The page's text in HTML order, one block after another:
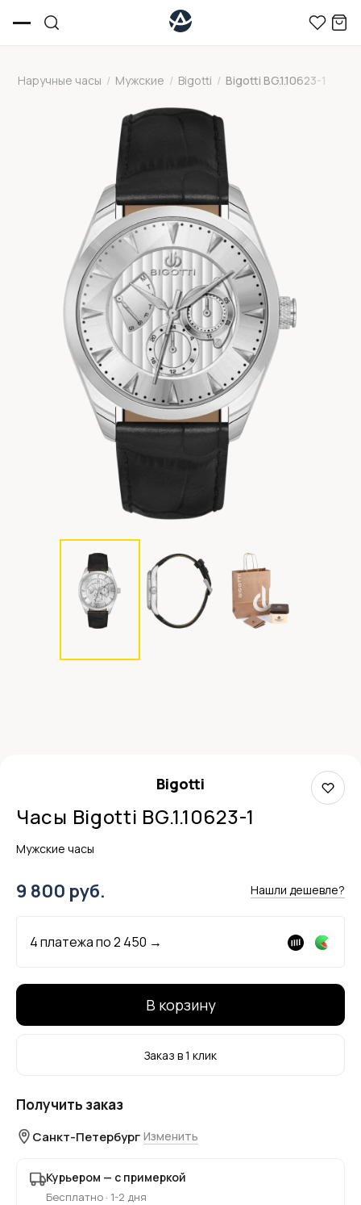
Наручные часы / Мужские / Bigotti / Bigotti BG.1.10623-1
Bigotti
Часы Bigotti BG.1.10623-1
Мужские часы
9 800 руб. Нашли дешевле?
4 платежа по2 450 →
В корзину
Заказ в 1 клик
Получить заказ
Санкт-Петербург Изменить
Курьером — с примеркой
Бесплатно · 1-2 дня